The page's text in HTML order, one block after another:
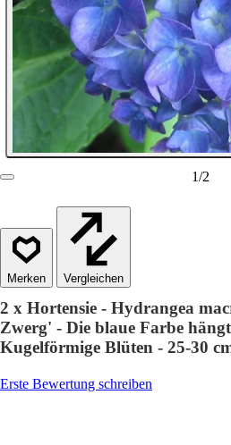
1/2
Vergleichen
2 x Hortensie - Hydrangea
Zwerg' - Die blaue Farbe
Kugelförmige Blüten - 25-30
Erste Bewertung schreiben